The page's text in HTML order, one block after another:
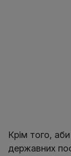
Крім того,
державних